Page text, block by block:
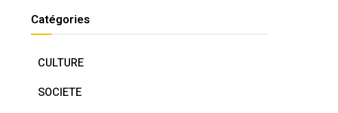
Catégories
CULTURE
SOCIETE